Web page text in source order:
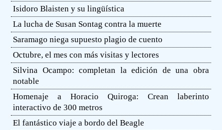
Isidoro Blaisten y su lingüística
La lucha de Susan Sontag contra la muerte
Saramago niega supuesto plagio de cuento
Octubre, el mes con más visitas y lectores
Silvina Ocampo: completan la edición de una obra
notable
Homenaje a Horacio Quiroga: Crean laberinto
interactivo de 300 metros
El fantástico viaje a bordo del Beagle